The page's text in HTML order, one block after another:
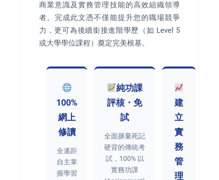
商業意識及實務管理技能的高效組織領導
者。完成此文憑不僅能提升您的職場競爭
力，更可為後續銜接進階學歷（如 Level 5
或大學學位課程）奠定完美根基。
100%
網上
修讀
全遙距
自主掌
握學習
純功課
評核・免
試
全面摒棄死記
硬背的傳統考
試，100% 以
實務功課
建
立
實
務
管
理